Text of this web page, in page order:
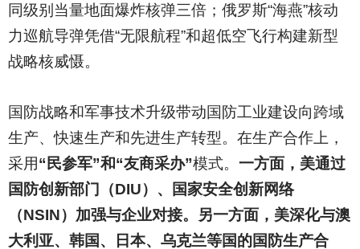
同级别当量地面爆炸核弹三倍；俄罗斯“海燕”核动
力巡航导弹凭借“无限航程”和超低空飞行构建新型
战略核威慑。
国防战略和军事技术升级带动国防工业建设向跨域
生产、快速生产和先进生产转型。在生产合作上，
采用“民参军”和“友商采办”模式。 一方面，美通过
国防创新部门（DIU）、国家安全创新网络
（NSIN）加强与企业对接。另一方面，美深化与澳
大利亚、韩国、日本、乌克兰等国的国防生产合